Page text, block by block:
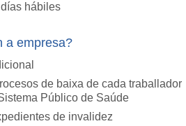
hábiles
a empresa?
de baixa de cada traballador
Público de Saúde
de invalidez